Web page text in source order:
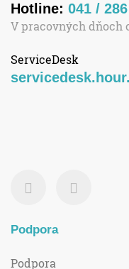
Hotline: 041 /
V pracovných dňoch
ServiceDesk
Podpora
Podpora